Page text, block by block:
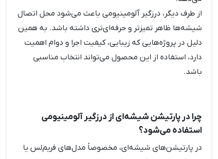
از طرف دیگر، درزگیر آلومینیومی باعث می‌شود محل اتصال
شیشه‌ها ظاهر تمیزتر و حرفه‌ای‌تری داشته باشد. به همین
دلیل در پروژه‌هایی که زیبایی، کیفیت اجرا و دوام اهمیت
دارد، استفاده از این محصول می‌تواند انتخاب مناسبی
باشد.
چرا در پارتیشن شیشه‌ای از درزگیر آلومینیومی
استفاده می‌شود؟
در پارتیشن‌های شیشه‌ای، مخصوصاً مدل‌های فریم‌لس یا